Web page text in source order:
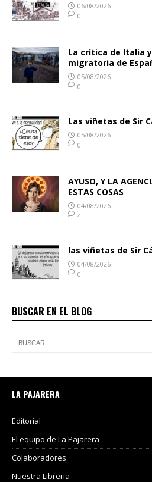
06/08/2026
0
La crítica de Italia
migratoria de
05/08/2026
0
Las viñetas de Sir
05/08/2026
0
AYUSO, Y LA
ESTAS COSAS
04/08/2026
4
las viñetas de Sir
04/08/2026
0
BUSCAR EN EL BLOG
LA PAJARERA
Editorial
El equipo de La Pajarera
Colaboradores
Nuestra Libreria